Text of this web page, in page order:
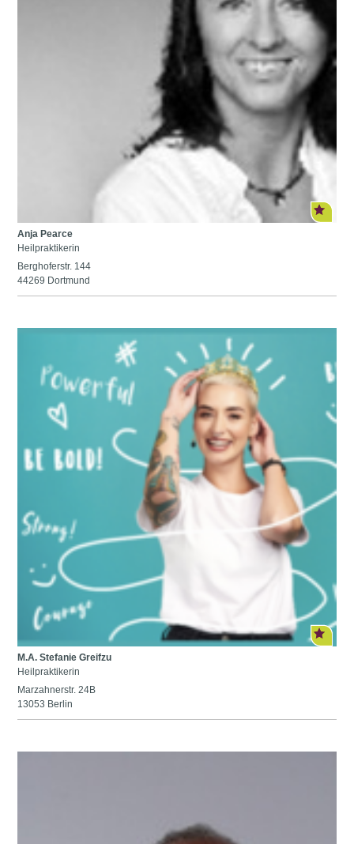
Anja Pearce
Heilpraktikerin
Berghoferstr. 144
44269 Dortmund
M.A. Stefanie Greifzu
Heilpraktikerin
Marzahnerstr. 24B
13053 Berlin